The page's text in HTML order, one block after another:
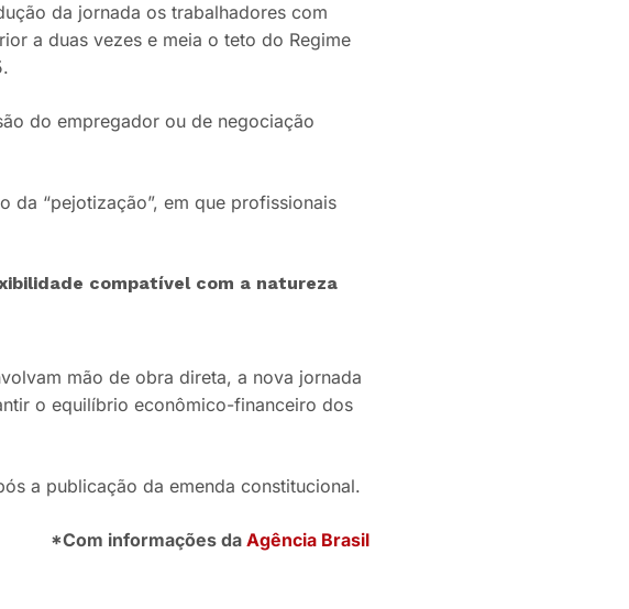
da jornada os trabalhadores com
a duas vezes e meia o teto do Regime
do empregador ou de negociação
da “pejotização”, em que profissionais
compatível com a natureza
mão de obra direta, a nova jornada
o equilíbrio econômico-financeiro dos
a publicação da emenda constitucional.
*Com informações da Agência Brasil